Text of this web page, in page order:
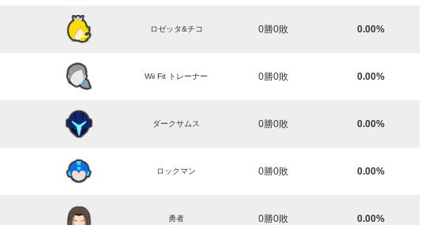
ロゼッタ&チコ 0勝0敗 0.00%
Wii Fit トレーナー 0勝0敗 0.00%
ダークサムス 0勝0敗 0.00%
ロックマン 0勝0敗 0.00%
勇者 0勝0敗 0.00%